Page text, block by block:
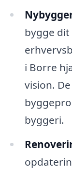
bygge
i Borre
vision.
byggeri.